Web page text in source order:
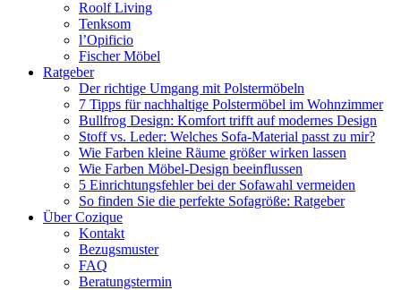
Roolf Living
Tenksom
l’Opificio
Fischer Möbel
Ratgeber
Der richtige Umgang mit Polstermöbeln
7 Tipps für nachhaltige Polstermöbel im Wohnzimmer
Bullfrog Design: Komfort trifft auf modernes Design
Stoff vs. Leder: Welches Sofa-Material passt zu mir?
Wie Farben kleine Räume größer wirken lassen
Wie Farben Möbel-Design beeinflussen
5 Einrichtungsfehler bei der Sofawahl vermeiden
So finden Sie die perfekte Sofagröße: Ratgeber
Über Cozique
Kontakt
Bezugsmuster
FAQ
Beratungstermin